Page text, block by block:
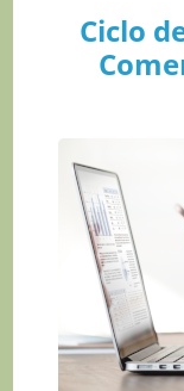
Ciclo